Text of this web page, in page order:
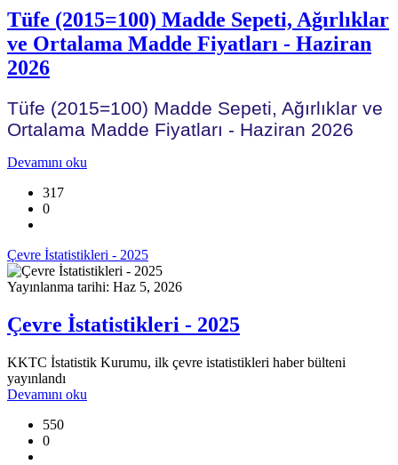
Tüfe (2015=100) Madde Sepeti, Ağırlıklar
ve Ortalama Madde Fiyatları - Haziran
2026
Tüfe (2015=100) Madde Sepeti, Ağırlıklar ve
Ortalama Madde Fiyatları - Haziran 2026
Devamını oku
317
0
Çevre İstatistikleri - 2025
Yayınlanma tarihi: Haz 5, 2026
Çevre İstatistikleri - 2025
KKTC İstatistik Kurumu, ilk çevre istatistikleri haber bülteni
yayınlandı
Devamını oku
550
0